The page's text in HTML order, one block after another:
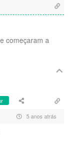
começaram a
5 anos atrás